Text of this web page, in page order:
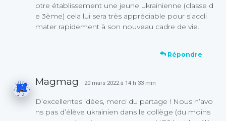
otre établissement une jeune ukrainienne (classe d
e 3ème) cela lui sera très appréciable pour s’accli
mater rapidement à son nouveau cadre de vie.
Répondre
Magmag · 20 mars 2022 à 14 h 33 min
D’excellentes idées, merci du partage ! Nous n’avo
ns pas d’élève ukrainien dans le collège (du moins